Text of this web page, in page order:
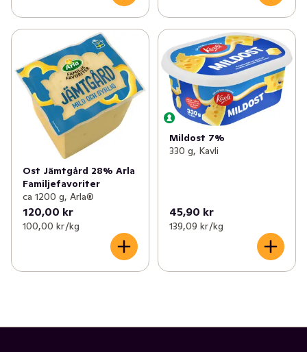
Ost Jämtgård 28% Arla
Familjefavoriter
ca 1200 g, Arla®
120,00 kr
100,00 kr /kg
Mildost 7%
330 g, Kavli
45,90 kr
139,09 kr /kg